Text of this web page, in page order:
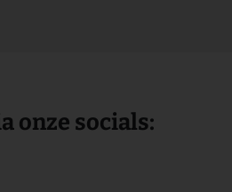
onze socials: